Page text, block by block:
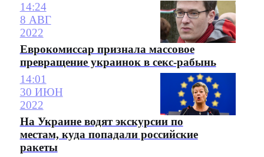
14:24
8 АВГ
2022
Еврокомиссар признала массовое
превращение украинок в секс-рабынь
14:01
30 ИЮН
2022
На Украине водят экскурсии по
местам, куда попадали российские
ракеты